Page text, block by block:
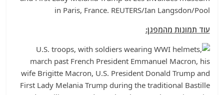
עוד תמונות מהמפגן: